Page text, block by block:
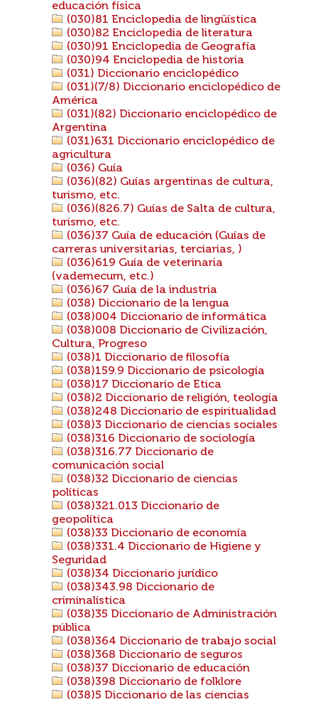
educación física
(030)81 Enciclopedia de lingüística
(030)82 Enciclopedia de literatura
(030)91 Enciclopedia de Geografía
(030)94 Enciclopedia de historia
(031) Diccionario enciclopédico
(031)(7/8) Diccionario enciclopédico de
América
(031)(82) Diccionario enciclopédico de
Argentina
(031)631 Diccionario enciclopédico de
agricultura
(036) Guía
(036)(82) Guías argentinas de cultura,
turismo, etc.
(036)(826.7) Guías de Salta de cultura,
turismo, etc.
(036)37 Guía de educación (Guías de
carreras universitarias, terciarias, )
(036)619 Guía de veterinaria
(vademecum, etc.)
(036)67 Guía de la industria
(038) Diccionario de la lengua
(038)004 Diccionario de informática
(038)008 Diccionario de Civilización,
Cultura, Progreso
(038)1 Diccionario de filosofía
(038)159.9 Diccionario de psicología
(038)17 Diccionario de Etica
(038)2 Diccionario de religión, teología
(038)248 Diccionario de espiritualidad
(038)3 Diccionario de ciencias sociales
(038)316 Diccionario de sociología
(038)316.77 Diccionario de
comunicación social
(038)32 Diccionario de ciencias
políticas
(038)321.013 Diccionario de
geopolítica
(038)33 Diccionario de economía
(038)331.4 Diccionario de Higiene y
Seguridad
(038)34 Diccionario jurídico
(038)343.98 Diccionario de
criminalística
(038)35 Diccionario de Administración
pública
(038)364 Diccionario de trabajo social
(038)368 Diccionario de seguros
(038)37 Diccionario de educación
(038)398 Diccionario de folklore
(038)5 Diccionario de las ciencias